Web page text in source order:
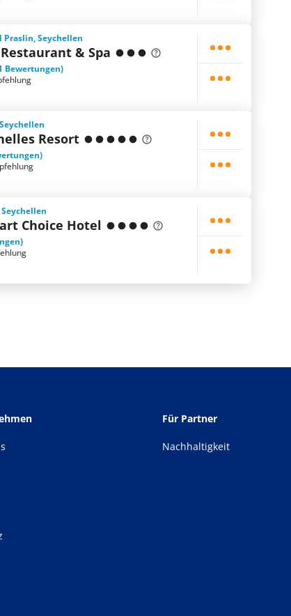
Praslin, Seychellen
& Spa
Bewertungen)
Resort
Choice Hotel
Für Partner
Nachhaltigkeit